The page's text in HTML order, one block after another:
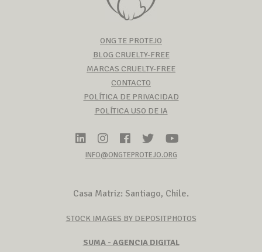
ONG TE PROTEJO
BLOG CRUELTY-FREE
MARCAS CRUELTY-FREE
CONTACTO
POLÍTICA DE PRIVACIDAD
POLÍTICA USO DE IA
INFO@ONGTEPROTEJO.ORG
Casa Matriz: Santiago, Chile.
STOCK IMAGES BY DEPOSITPHOTOS
SUMA - AGENCIA DIGITAL